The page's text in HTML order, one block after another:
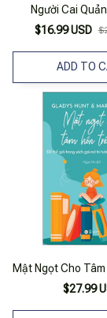
Người Cai
$16.99 USD
ADD TO
Mật Ngọt Cho
$27.99